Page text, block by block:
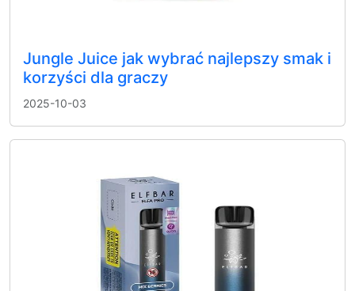
Jungle Juice jak wybrać najlepszy smak i
korzyści dla graczy
2025-10-03